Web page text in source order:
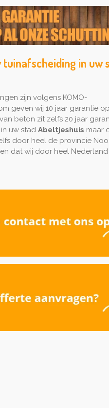
in uw
zijn volgens KOMO-
geven wij 10 jaar garantie
beton zit zelfs 20 jaar
uw stad Abeltjeshuis maar
door heel de provincie
dat wij door heel